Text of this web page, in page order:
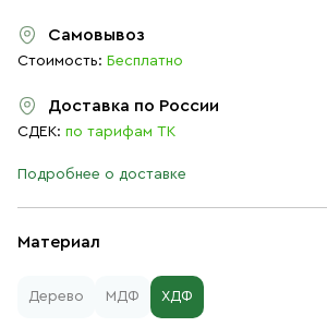
Материал
Дерево МДФ ХДФ
Самовывоз
Стоимость: Бесплатно
Доставка по России
СДЕК: по тарифам ТК
Подробнее о доставке